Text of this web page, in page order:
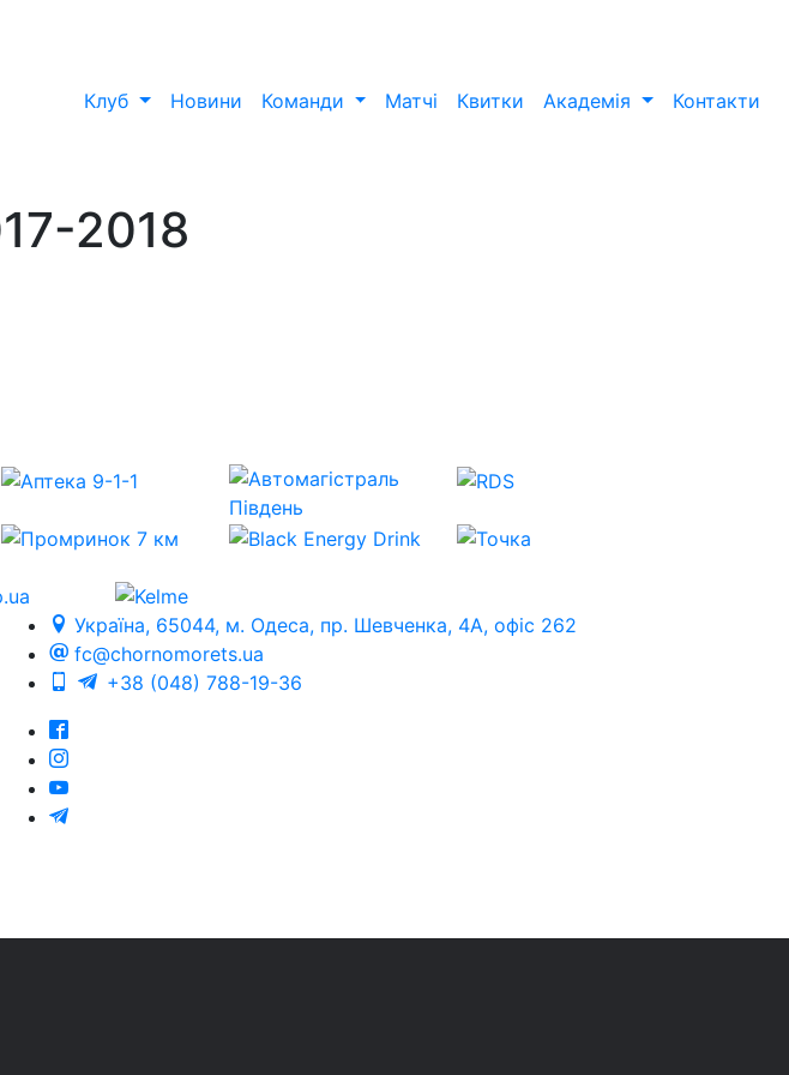
Клуб Новини Команди Матчі Квитки Академія Контакти
2018
Україна, 65044, м. Одеса, пр. Шевченка, 4А, офіс 262
fc@chornomorets.ua
+38 (048) 788-19-36